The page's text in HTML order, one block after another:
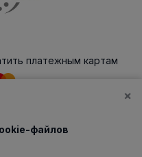
платежным картам
×
файлов